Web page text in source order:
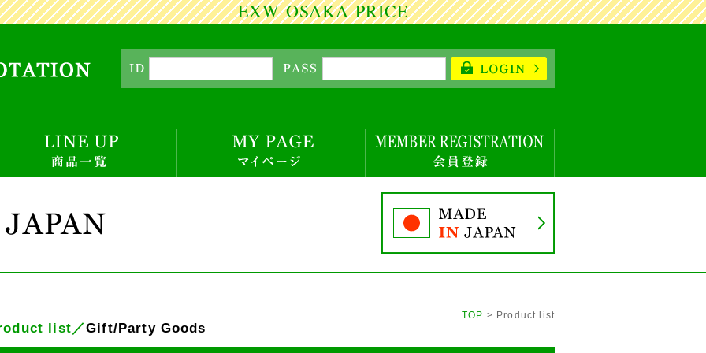
EXW OSAKA PRICE
TOP > Product list
list／Gift/Party Goods